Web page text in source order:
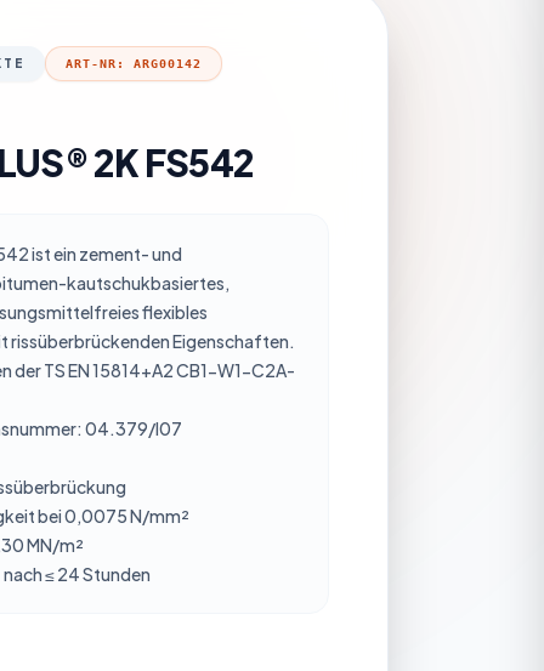
ART-NR: ARG00142
2K FS542
ist ein zement- und
kautschukbasiertes,
flexibles
rissüberbrückenden Eigenschaften.
der TS EN 15814+A2 CB1-W1-C2A-
04.379/I07
bei 0,0075 N/mm²
MN/m²
≤ 24 Stunden